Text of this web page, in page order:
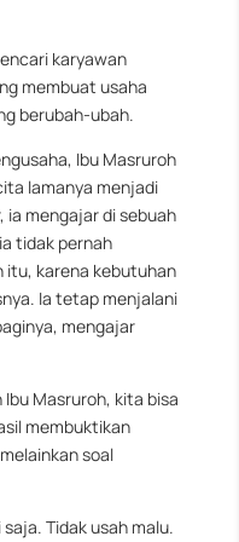
karyawan
membuat usaha
berubah-ubah.
Ibu Masruroh
lamanya menjadi
mengajar di sebuah
tidak pernah
itu, karena kebutuhan
Ia tetap menjalani
mengajar
Masruroh, kita bisa
membuktikan
soal
saja. Tidak usah malu.